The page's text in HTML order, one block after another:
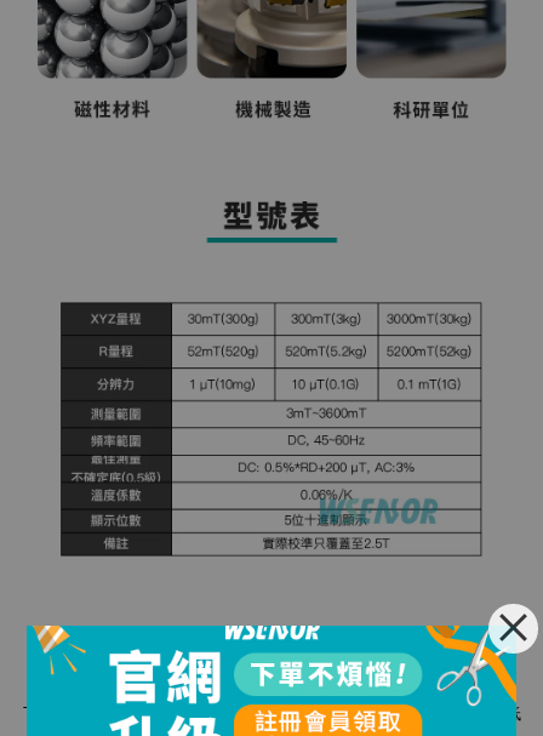
TM5340B 是一款便攜式、多功能的磁場測量儀器，配備了高靈敏度、低